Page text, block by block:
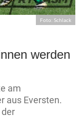
Foto: Schlack
werden
am
aus Eversten.